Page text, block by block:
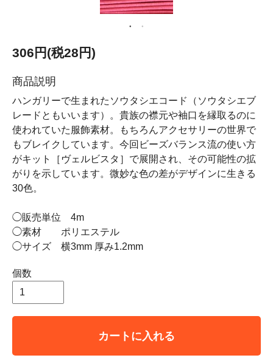
306円(税28円)
商品説明
ハンガリーで生まれたソウタシエコード（ソウタシエブ
レードともいいます）。貴族の襟元や袖口を縁取るのに
使われていた服飾素材。もちろんアクセサリーの世界で
もブレイクしています。今回ビーズバランス流の使い方
がキット［ヴェルビスタ］で展開され、その可能性の拡
がりを示しています。微妙な色の差がデザインに生きる
30色。
◯販売単位 4m
◯素材 ポリエステル
◯サイズ 横3mm 厚み1.2mm
個数
カートに入れる